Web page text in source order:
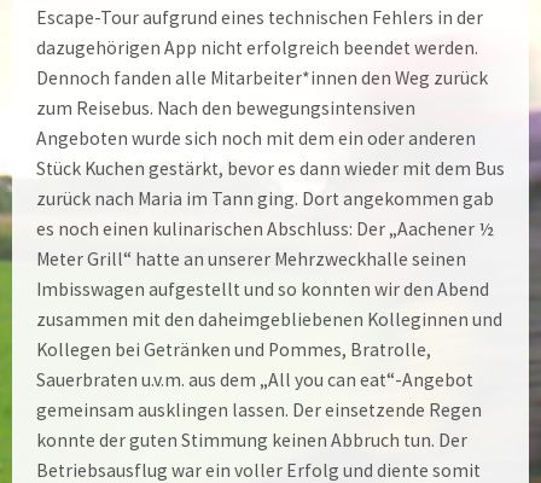
Escape-Tour aufgrund eines technischen Fehlers in der
dazugehörigen App nicht erfolgreich beendet werden.
Dennoch fanden alle Mitarbeiter*innen den Weg zurück
zum Reisebus. Nach den bewegungsintensiven
Angeboten wurde sich noch mit dem ein oder anderen
Stück Kuchen gestärkt, bevor es dann wieder mit dem Bus
zurück nach Maria im Tann ging. Dort angekommen gab
es noch einen kulinarischen Abschluss: Der „Aachener ½
Meter Grill“ hatte an unserer Mehrzweckhalle seinen
Imbisswagen aufgestellt und so konnten wir den Abend
zusammen mit den daheimgebliebenen Kolleginnen und
Kollegen bei Getränken und Pommes, Bratrolle,
Sauerbraten u.v.m. aus dem „All you can eat“-Angebot
gemeinsam ausklingen lassen. Der einsetzende Regen
konnte der guten Stimmung keinen Abbruch tun. Der
Betriebsausflug war ein voller Erfolg und diente somit